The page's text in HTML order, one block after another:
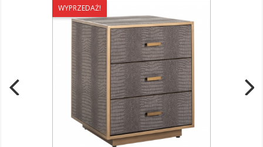
WYPRZEDAŻ!